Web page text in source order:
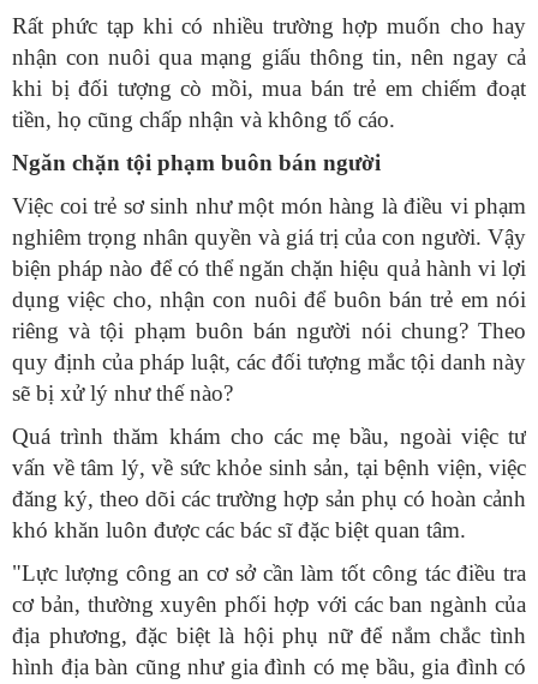
Rất phức tạp khi có nhiều trường hợp muốn cho hay
nhận con nuôi qua mạng giấu thông tin, nên ngay cả
khi bị đối tượng cò mồi, mua bán trẻ em chiếm đoạt
tiền, họ cũng chấp nhận và không tố cáo.
Ngăn chặn tội phạm buôn bán người
Việc coi trẻ sơ sinh như một món hàng là điều vi phạm
nghiêm trọng nhân quyền và giá trị của con người. Vậy
biện pháp nào để có thể ngăn chặn hiệu quả hành vi lợi
dụng việc cho, nhận con nuôi để buôn bán trẻ em nói
riêng và tội phạm buôn bán người nói chung? Theo
quy định của pháp luật, các đối tượng mắc tội danh này
sẽ bị xử lý như thế nào?
Quá trình thăm khám cho các mẹ bầu, ngoài việc tư
vấn về tâm lý, về sức khỏe sinh sản, tại bệnh viện, việc
đăng ký, theo dõi các trường hợp sản phụ có hoàn cảnh
khó khăn luôn được các bác sĩ đặc biệt quan tâm.
"Lực lượng công an cơ sở cần làm tốt công tác điều tra
cơ bản, thường xuyên phối hợp với các ban ngành của
địa phương, đặc biệt là hội phụ nữ để nắm chắc tình
hình địa bàn cũng như gia đình có mẹ bầu, gia đình có